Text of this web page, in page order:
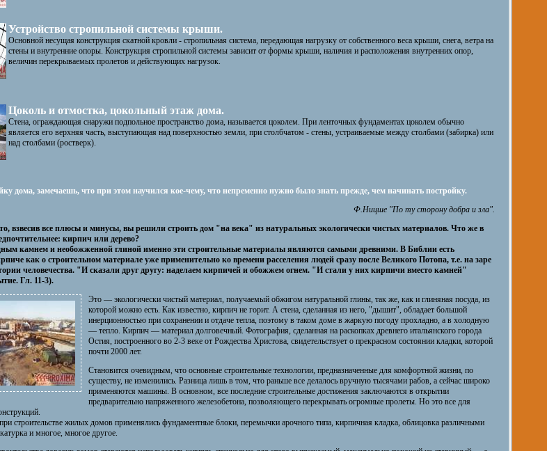
Устройство стропильной системы крыши.
Основной несущая конструкция скатной кровли - стропильная система, передающая нагрузку от собственного веса крыши, снега, ветра на
стены и внутренние опоры. Конструкция стропильной системы зависит от формы крыши, наличия и расположения внутренних опор,
величин перекрываемых пролетов и действующих нагрузок.
Цоколь и отмостка, цокольный этаж дома.
Стена, ограждающая снаружи подпольное пространство дома, называется цоколем. При ленточных фундаментах цоколем обычно
является его верхняя часть, выступающая над поверхностью земли, при столбчатом - стены, устраиваемые между столбами (забирка) или
над столбами (ростверк).
дома, замечаешь, что при этом научился кое-чему, что непременно нужно было знать прежде, чем начинать постройку.
Ф.Ницше "По ту сторону добра и зла".
взвесив все плюсы и минусы, вы решили строить дом "на века" из натуральных экологически чистых материалов. Что же в
кирпич или дерево?
камнем и необожженной глиной именно эти строительные материалы являются самыми древними. В Библии есть
как о строительном материале уже применительно ко времени расселения людей сразу после Великого Потопа, т.е. на заре
человечества. "И сказали друг другу: наделаем кирпичей и обожжем огнем. "И стали у них кирпичи вместо камней"
Гл. 11-3).
Это — экологически чистый материал, получаемый обжигом натуральной глины, так же, как и глиняная посуда, из
которой можно есть. Как известно, кирпич не горит. А стена, сделанная из него, "дышит", обладает большой
инерционностью при сохранении и отдаче тепла, поэтому в таком доме в жаркую погоду прохладно, а в холодную
— тепло. Кирпич — материал долговечный. Фотография, сделанная на раскопках древнего итальянского города
Остия, построенного во 2-3 веке от Рождества Христова, свидетельствует о прекрасном состоянии кладки, которой
почти 2000 лет.
Становится очевидным, что основные строительные технологии, предназначенные для комфортной жизни, по
существу, не изменились. Разница лишь в том, что раньше все делалось вручную тысячами рабов, а сейчас широко
применяются машины. В основном, все последние строительные достижения заключаются в открытии
предварительно напряженного железобетона, позволяющего перекрывать огромные пролеты. Но это все для
строительстве жилых домов применялись фундаментные блоки, перемычки арочного типа, кирпичная кладка, облицовка различными
и многое, многое другое.